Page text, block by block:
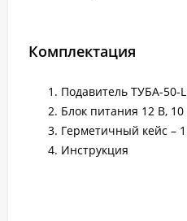
Комплектация
Подавитель ТУБА-50-
Блок питания 12 В,
Герметичный кейс –
Инструкция